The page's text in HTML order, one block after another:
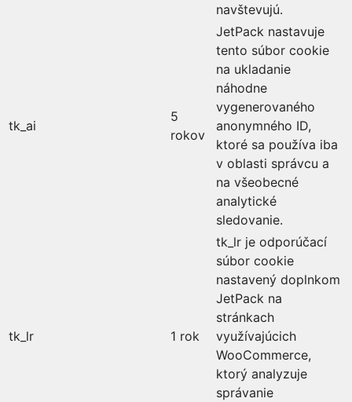
navštevujú.
tk_ai
5
rokov
JetPack nastavuje
tento súbor cookie
na ukladanie
náhodne
vygenerovaného
anonymného ID,
ktoré sa používa iba
v oblasti správcu a
na všeobecné
analytické
sledovanie.
tk_lr 1 rok
tk_lr je odporúčací
súbor cookie
nastavený doplnkom
JetPack na
stránkach
využívajúcich
WooCommerce,
ktorý analyzuje
správanie